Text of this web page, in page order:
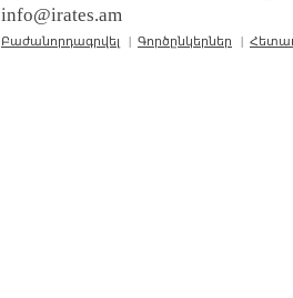
info@irates.am
Բաժանորդագրվել | Գործընկերներ |